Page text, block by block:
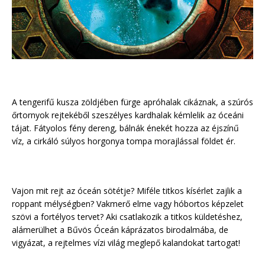
A tengerifű kusza zöldjében fürge apróhalak cikáznak, a szúrós
őrtornyok rejtekéből szeszélyes kardhalak kémlelik az óceáni
tájat. Fátyolos fény dereng, bálnák énekét hozza az éjszínű
víz, a cirkáló súlyos horgonya tompa morajlással földet ér.
Vajon mit rejt az óceán sötétje? Miféle titkos kísérlet zajlik a
roppant mélységben? Vakmerő elme vagy hóbortos képzelet
szövi a fortélyos tervet? Aki csatlakozik a titkos küldetéshez,
alámerülhet a Bűvös Óceán káprázatos birodalmába, de
vigyázat, a rejtelmes vízi világ meglepő kalandokat tartogat!